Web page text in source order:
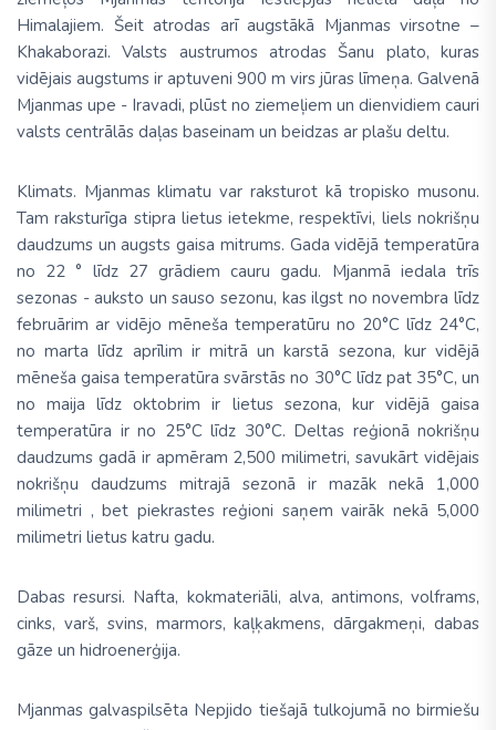
Himalajiem. Šeit atrodas arī augstākā Mjanmas virsotne –
Khakaborazi. Valsts austrumos atrodas Šanu plato, kuras
vidējais augstums ir aptuveni 900 m virs jūras līmeņa. Galvenā
Mjanmas upe - Iravadi, plūst no ziemeļiem un dienvidiem cauri
valsts centrālās daļas baseinam un beidzas ar plašu deltu.
Klimats. Mjanmas klimatu var raksturot kā tropisko musonu.
Tam raksturīga stipra lietus ietekme, respektīvi, liels nokrišņu
daudzums un augsts gaisa mitrums. Gada vidējā temperatūra
no 22 ° līdz 27 grādiem cauru gadu. Mjanmā iedala trīs
sezonas - auksto un sauso sezonu, kas ilgst no novembra līdz
februārim ar vidējo mēneša temperatūru no 20°C līdz 24°C,
no marta līdz aprīlim ir mitrā un karstā sezona, kur vidējā
mēneša gaisa temperatūra svārstās no 30°C līdz pat 35°C, un
no maija līdz oktobrim ir lietus sezona, kur vidējā gaisa
temperatūra ir no 25°C līdz 30°C. Deltas reģionā nokrišņu
daudzums gadā ir apmēram 2,500 milimetri, savukārt vidējais
nokrišņu daudzums mitrajā sezonā ir mazāk nekā 1,000
milimetri , bet piekrastes reģioni saņem vairāk nekā 5,000
milimetri lietus katru gadu.
Dabas resursi. Nafta, kokmateriāli, alva, antimons, volframs,
cinks, varš, svins, marmors, kaļķakmens, dārgakmeņi, dabas
gāze un hidroenerģija.
Mjanmas galvaspilsēta Nepjido tiešajā tulkojumā no birmiešu